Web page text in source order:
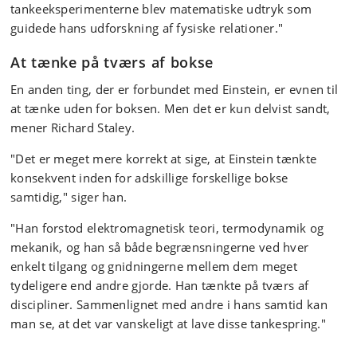
tankeeksperimenterne blev matematiske udtryk som
guidede hans udforskning af fysiske relationer."
At tænke på tværs af bokse
En anden ting, der er forbundet med Einstein, er evnen til
at tænke uden for boksen. Men det er kun delvist sandt,
mener Richard Staley.
"Det er meget mere korrekt at sige, at Einstein tænkte
konsekvent inden for adskillige forskellige bokse
samtidig," siger han.
"Han forstod elektromagnetisk teori, termodynamik og
mekanik, og han så både begrænsningerne ved hver
enkelt tilgang og gnidningerne mellem dem meget
tydeligere end andre gjorde. Han tænkte på tværs af
discipliner. Sammenlignet med andre i hans samtid kan
man se, at det var vanskeligt at lave disse tankespring."